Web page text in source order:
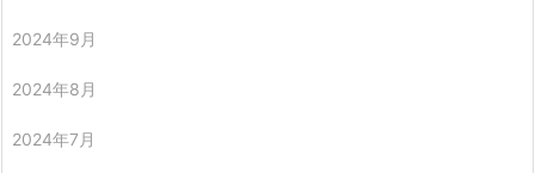
2024年9月
2024年8月
2024年7月